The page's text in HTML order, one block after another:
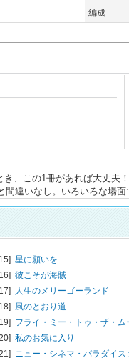
編成
、この1冊があれば大丈夫
違いなし。いろいろな場面
星に願いを
彼こそが海賊
人生のメリーゴーランド
風のとおり道
フライ・ミー・トゥ・ザ・ム
私のお気に入り
ニュー・シネマ・パラダイス